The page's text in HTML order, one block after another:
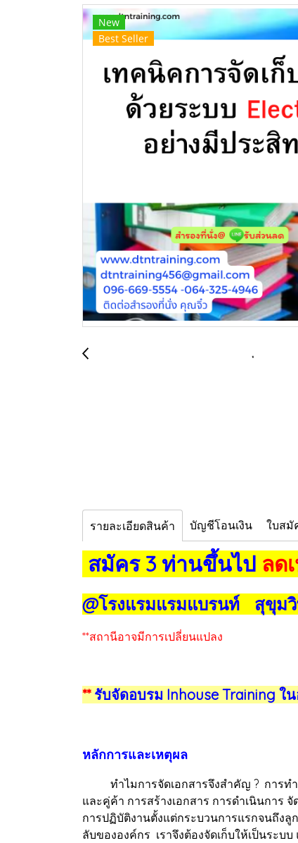
New
Best Seller
รายละเอียดสินค้า บัญชีโอนเงิน ใบสมั
สมัคร 3 ท่านขึ้นไป ลด
@โรงแรมแรมแบรนท์ สุขุม
**สถานีอาจมีการเปลี่ยนแปลง
**รับจัดอบรม Inhouse Training ใ
หลักการและเหตุผล
ทำไมการจัดเอกสารจึงสำคัญ ? การทำธุ
และคู่ค้า การสร้างเอกสาร การดำเนินการ
การปฏิบัติงานตั้งแต่กระบวนการแรกจนถึงลู
ลับขององค์กร เราจึงต้องจัดเก็บให้เป็นระ